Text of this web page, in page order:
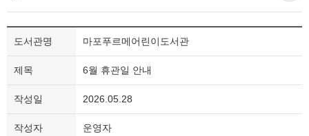
도서관명 마포푸르메어린이도서관
제목 6월 휴관일 안내
작성일 2026.05.28
작성자 운영자